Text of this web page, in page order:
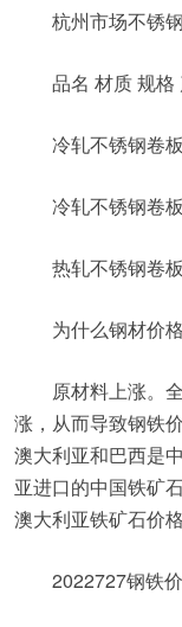
杭州市场不锈
品名 材质 规格
冷轧不锈钢卷
冷轧不锈钢卷
热轧不锈钢卷
为什么钢材价
原材料上涨。
涨，从而导致钢铁
澳大利亚和巴西是
亚进口的中国铁矿
澳大利亚铁矿石价
2022727钢铁